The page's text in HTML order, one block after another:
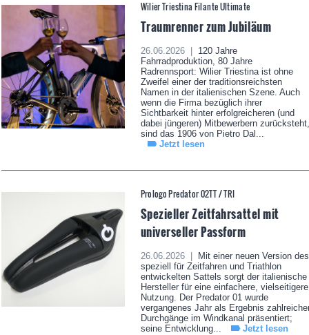
Wilier Triestina Filante Ultimate
Traumrenner zum Jubiläum
26.06.2026 |
120 Jahre
Fahrradproduktion, 80 Jahre
Radrennsport: Wilier Triestina ist ohne
Zweifel einer der traditionsreichsten
Namen in der italienischen Szene. Auch
wenn die Firma bezüglich ihrer
Sichtbarkeit hinter erfolgreicheren (und
dabei jüngeren) Mitbewerbern zurücksteht,
sind das 1906 von Pietro Dal...
Jetzt lesen
Prologo Predator 02TT / TRI
Spezieller Zeitfahrsattel mit
universeller Passform
26.06.2026 |
Mit einer neuen Version des
speziell für Zeitfahren und Triathlon
entwickelten Sattels sorgt der italienische
Hersteller für eine einfachere, vielseitigere
Nutzung. Der Predator 01 wurde
vergangenes Jahr als Ergebnis
Durchgänge im Windkanal präsentiert;
seine Entwicklung...
Jetzt lesen